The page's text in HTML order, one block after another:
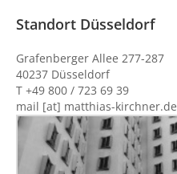
Standort Düsseldorf
Grafenberger Allee 277-287
40237 Düsseldorf
T +49 800 / 723 69 39
mail [at] matthias-kirchner.de